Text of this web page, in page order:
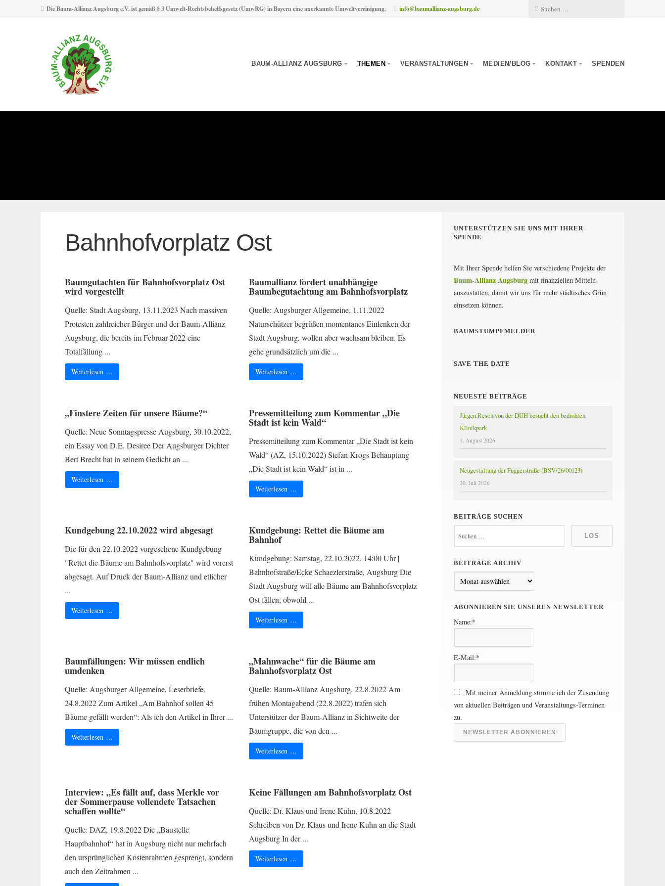
Die Baum-Allianz Augsburg e.V. ist gemäß § 3 Umwelt-Rechtsbehelfsgesetz (UmwRG) in Bayern eine anerkannte Umweltvereinigung. info@baumallianz-augsburg.de
BAUM-ALLIANZ AUGSBURG THEMEN VERANSTALTUNGEN MEDIEN/BLOG KONTAKT SPENDEN
Bahnhofvorplatz Ost
Baumgutachten für Bahnhofsvorplatz Ost
wird vorgestellt
Quelle: Stadt Augsburg, 13.11.2023 Nach massiven
Protesten zahlreicher Bürger und der Baum-Allianz
Augsburg, die bereits im Februar 2022 eine
Totalfällung ...
Weiterlesen …
Baumallianz fordert unabhängige
Baumbegutachtung am Bahnhofsvorplatz
Quelle: Augsburger Allgemeine, 1.11.2022
Naturschützer begrüßen momentanes Einlenken der
Stadt Augsburg, wollen aber wachsam bleiben. Es
gehe grundsätzlich um die ...
Weiterlesen …
„Finstere Zeiten für unsere Bäume?“
Quelle: Neue Sonntagspresse Augsburg, 30.10.2022,
ein Essay von D.E. Desiree Der Augsburger Dichter
Bert Brecht hat in seinem Gedicht an ...
Weiterlesen …
Pressemitteilung zum Kommentar „Die
Stadt ist kein Wald“
Pressemitteilung zum Kommentar „Die Stadt ist kein
Wald“ (AZ, 15.10.2022) Stefan Krogs Behauptung
„Die Stadt ist kein Wald“ ist in ...
Weiterlesen …
Kundgebung 22.10.2022 wird abgesagt
Die für den 22.10.2022 vorgesehene Kundgebung
"Rettet die Bäume am Bahnhofsvorplatz" wird vorerst
abgesagt. Auf Druck der Baum-Allianz und etlicher
...
Weiterlesen …
Kundgebung: Rettet die Bäume am
Bahnhof
Kundgebung: Samstag, 22.10.2022, 14:00 Uhr |
Bahnhofstraße/Ecke Schaezlerstraße, Augsburg Die
Stadt Augsburg will alle Bäume am Bahnhofsvorplatz
Ost fällen, obwohl ...
Weiterlesen …
Baumfällungen: Wir müssen endlich
umdenken
Quelle: Augsburger Allgemeine, Leserbriefe,
24.8.2022 Zum Artikel „Am Bahnhof sollen 45
Bäume gefällt werden“: Als ich den Artikel in Ihrer ...
Weiterlesen …
„Mahnwache“ für die Bäume am
Bahnhofsvorplatz Ost
Quelle: Baum-Allianz Augsburg, 22.8.2022 Am
frühen Montagabend (22.8.2022) trafen sich
Unterstützer der Baum-Allianz in Sichtweite der
Baumgruppe, die von den ...
Weiterlesen …
Interview: „Es fällt auf, dass Merkle vor
der Sommerpause vollendete Tatsachen
schaffen wollte“
Quelle: DAZ, 19.8.2022 Die „Baustelle
Hauptbahnhof“ hat in Augsburg nicht nur mehrfach
den ursprünglichen Kostenrahmen gesprengt, sondern
auch den Zeitrahmen ...
Keine Fällungen am Bahnhofsvorplatz Ost
Quelle: Dr. Klaus und Irene Kuhn, 10.8.2022
Schreiben von Dr. Klaus und Irene Kuhn an die Stadt
Augsburg In der ...
Weiterlesen …
UNTERSTÜTZEN SIE UNS MIT IHRER
SPENDE
Mit Ihrer Spende helfen Sie verschiedene Projekte der
Baum-Allianz Augsburg mit finanziellen Mitteln
auszustatten, damit wir uns für mehr städtisches Grün
einsetzen können.
BAUMSTUMPFMELDER
SAVE THE DATE
NEUESTE BEITRÄGE
Jürgen Resch von der DUH besucht den bedrohten
Klinikpark
1. August 2026
Neugestaltung der Fuggerstraße (BSV/26/00123)
20. Juli 2026
BEITRÄGE SUCHEN
BEITRÄGE ARCHIV
e
i
r
e
r
i
ABONNIEREN SIE UNSEREN NEWSLETTER
Name:*
E-Mail:*
Mit meiner Anmeldung stimme ich der Zusendung
von aktuellen Beiträgen und Veranstaltungs-Terminen
zu.